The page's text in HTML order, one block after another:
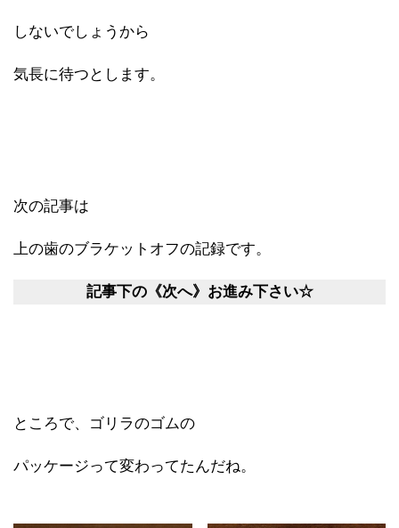
しないでしょうから
気長に待つとします。
次の記事は
上の歯のブラケットオフの記録です。
記事下の《次へ》お進み下さい☆
ところで、ゴリラのゴムの
パッケージって変わってたんだね。